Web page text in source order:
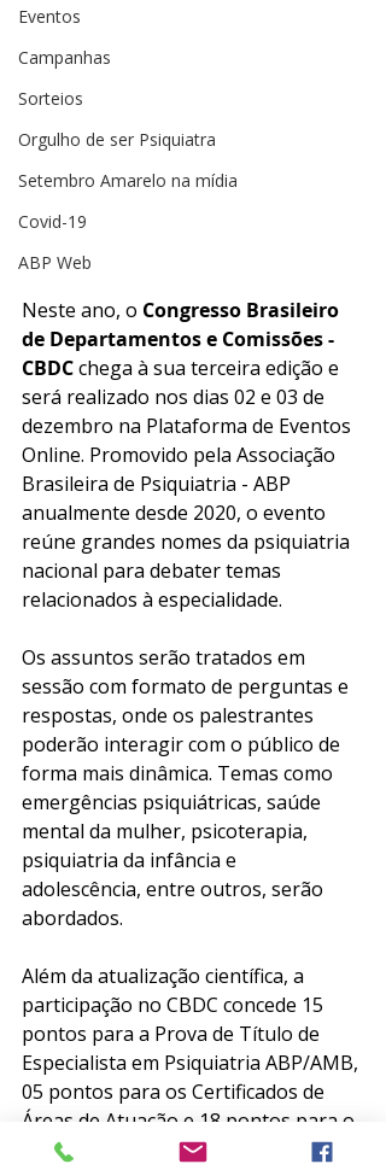
Eventos
Campanhas
Sorteios
Orgulho de ser Psiquiatra
Setembro Amarelo na mídia
Covid-19
ABP Web
Neste ano, o Congresso Brasileiro
de Departamentos e Comissões -
CBDC chega à sua terceira edição e
será realizado nos dias 02 e 03 de
dezembro na Plataforma de Eventos
Online. Promovido pela Associação
Brasileira de Psiquiatria - ABP
anualmente desde 2020, o evento
reúne grandes nomes da psiquiatria
nacional para debater temas
relacionados à especialidade.
Os assuntos serão tratados em
sessão com formato de perguntas e
respostas, onde os palestrantes
poderão interagir com o público de
forma mais dinâmica. Temas como
emergências psiquiátricas, saúde
mental da mulher, psicoterapia,
psiquiatria da infância e
adolescência, entre outros, serão
abordados.
Além da atualização científica, a
participação no CBDC concede 15
pontos para a Prova de Título de
Especialista em Psiquiatria ABP/AMB,
05 pontos para os Certificados de
Áreas de Atuação e 18 pontos para o
programa WPA Education Credits.